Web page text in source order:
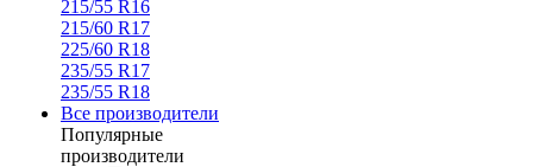
215/55 R16
215/60 R17
225/60 R18
235/55 R17
235/55 R18
Все производители
Популярные
производители